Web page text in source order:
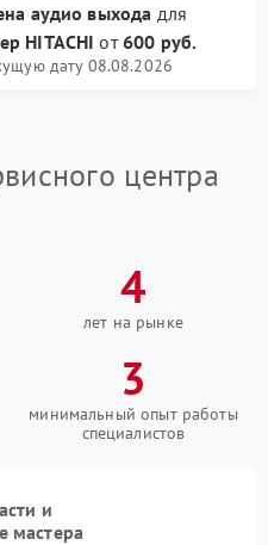
аудио выхода для
HITACHI от600 руб.
дату 08.08.2026
центра
4
лет на рынке
3
минимальный опыт работы
специалистов
и
мастера